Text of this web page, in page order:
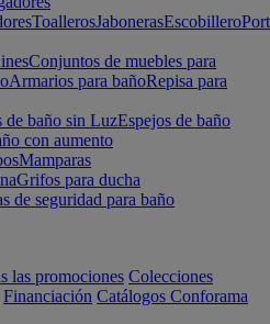
ToallerosJabonerasEscobillero
Conjuntos de muebles para
Armarios para bañoRepisa para
de baño sin LuzEspejos de baño
con aumento
Mamparas
Grifos para ducha
de seguridad para baño
las promociones Colecciones
Financiación Catálogos Conforama